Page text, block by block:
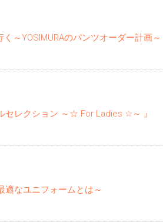
～YOSIMURAのパンツオーダー計画～
セレクション ～☆ For Ladies ☆～ 』
適なユニフォームとは～